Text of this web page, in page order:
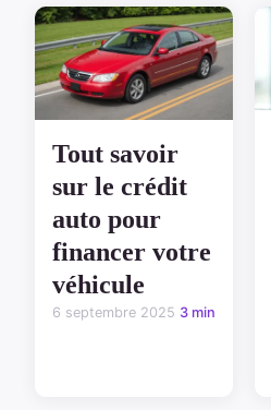
Tout savoir
sur le crédit
auto pour
financer votre
véhicule
6 septembre 2025 3 min